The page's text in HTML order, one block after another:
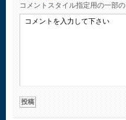
コメント スタイル指定用の一部の